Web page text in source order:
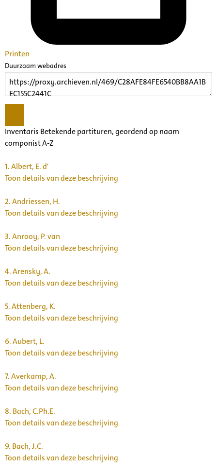
Printen
Duurzaam webadres
Inventaris Betekende partituren, geordend op naam
componist A-Z
1.Albert, E. d'
Toon details van deze beschrijving
2.Andriessen, H.
Toon details van deze beschrijving
3.Anrooy, P. van
Toon details van deze beschrijving
4.Arensky, A.
Toon details van deze beschrijving
5.Attenberg, K.
Toon details van deze beschrijving
6.Aubert, L.
Toon details van deze beschrijving
7.Averkamp, A.
Toon details van deze beschrijving
8. Bach, C.Ph.E.
Toon details van deze beschrijving
9. Bach, J.C.
Toon details van deze beschrijving